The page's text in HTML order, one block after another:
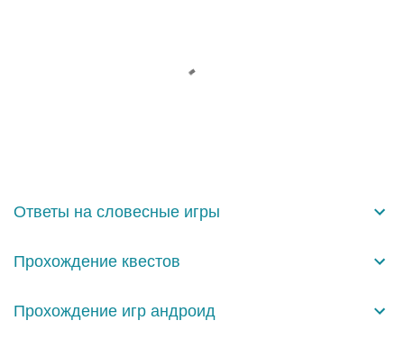
Ответы на словесные игры
Прохождение квестов
Прохождение игр андроид